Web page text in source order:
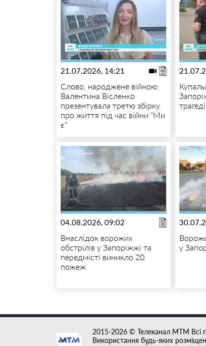
21.07.2026, 14:21
Слово, народжене війною:
Валентина Вісленко
презентувала третю збірку
про життя під час війни “Ми
є”
04.08.2026, 09:02
Внаслідок ворожих
обстрілів у Запоріжжі та
передмісті виникло 20
пожеж
у
2015-2026 © Телеканал MTM Всі
Використання будь-яких